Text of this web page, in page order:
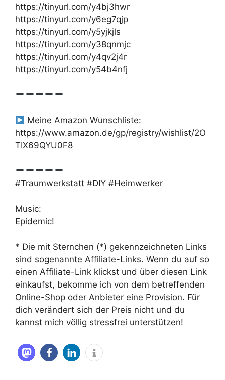
https://tinyurl.com/y4bj3hwr
https://tinyurl.com/y6eg7qjp
https://tinyurl.com/y5yjkjls
https://tinyurl.com/y38qnmjc
https://tinyurl.com/y4qv2j4r
https://tinyurl.com/y54b4nfj
Meine Amazon Wunschliste:
https://www.amazon.de/gp/registry/wishlist/2O
TIX69QYU0F8
#Traumwerkstatt #DIY #Heimwerker
Music:
Epidemic!
* Die mit Sternchen (*) gekennzeichneten Links
sind sogenannte Affiliate-Links. Wenn du auf so
einen Affiliate-Link klickst und über diesen Link
einkaufst, bekomme ich von dem betreffenden
Online-Shop oder Anbieter eine Provision. Für
dich verändert sich der Preis nicht und du
kannst mich völlig stressfrei unterstützen!